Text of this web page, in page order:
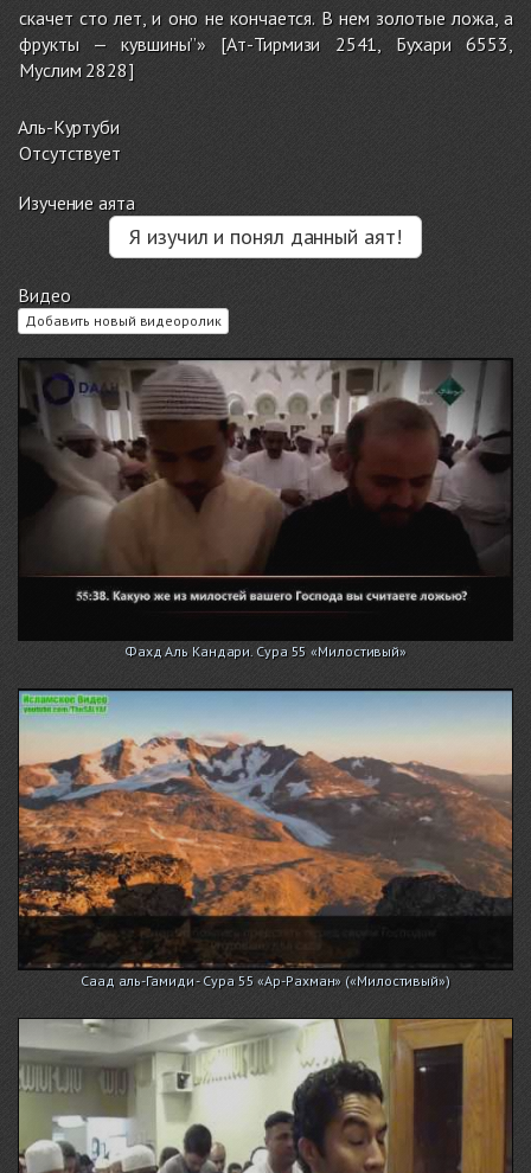
скачет сто лет, и оно не кончается. В нем золотые ложа, а
фрукты — кувшины’’» [Ат-Тирмизи 2541, Бухари 6553,
Муслим 2828]
Аль-Куртуби
Отсутствует
Изучение аята
Я изучил и понял данный аят!
Видео
Добавить новый видеоролик
Фахд Аль Кандари. Сура 55 «Милостивый»
Саад аль-Гамиди - Сура 55 «Ар-Рахман» («Милостивый»)